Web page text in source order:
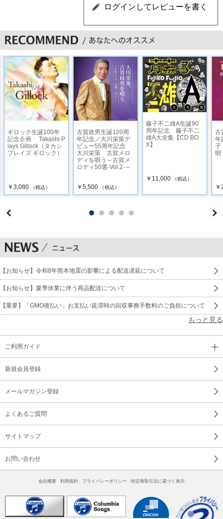
ギロック生誕100年
記念企画 Takashi P
lays Gillock（タカシ
プレイズ ギロック）
￥3,080 （税込）
古賀政男生誕120周
年記念／大川栄策デ
ビュー55周年記念
大川栄策 古賀メロ
ディを唄う～古賀メ
ロディ50選-Vol.2-～
￥5,500 （税込）
藤子不二雄A生誕90
周年記念 藤子不二
雄A大全集【CD BO
X】
￥11,000 （税込）
古
年
子
唄
【お知らせ】令和8年熊本地震の影響による配送遅延について
【お知らせ】夏季休業に伴う商品配送について
【重要】「GMO後払い」お支払い延滞時の回収事務手数料のご負担について
もっと見る
ご利用ガイド
新規会員登録
メールマガジン登録
よくあるご質問
サイトマップ
お問い合わせ
会社概要 利用規約 プライバシーポリシー 特定商取引法に基づく表示